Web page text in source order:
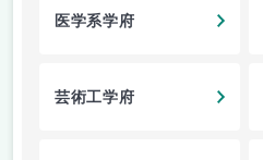
医学系学府
芸術工学府